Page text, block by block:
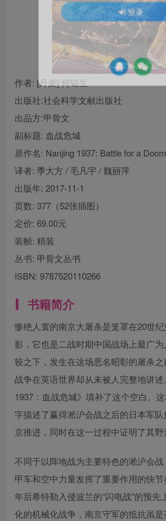
作者: [丹麦] 何铭生
出版社:社会科学文献出版社
出品方:甲骨文
副标题: 血战危城
原作名: Nanjing 1937: Battle for a
译者: 季大方 / 毛凡宇 / 魏丽萍
出版年: 2017-11-1
页数: 377（52张插图）
定价: 69.00元
装帧: 精装
丛书: 甲骨文丛书
ISBN: 9787520110266
书籍简介
惨绝人寰的南京大屠杀是笼罩在20世
影，它也是二战时期中国战场上最广
较之下，发生在这场恶名昭彰的屠杀
战争在英语世界却从未被人完整地讲
1937：血战危城》填补了这个空白。
字描述了赢得淞沪会战之后的日本军
京推进，同时在这一过程中证明了其野
不同于以阵地战为主要特色的淞沪会
甲车和空中力量发挥了重要作用的快
年后希特勒入侵波兰的“闪电战”的预先
化的机械化战争，南京守军的抵抗虽
登录
社交账号登录